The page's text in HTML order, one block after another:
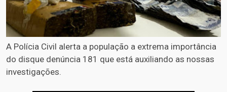
A Polícia Civil alerta a população a extrema importância
do disque denúncia 181 que está auxiliando as nossas
investigações.